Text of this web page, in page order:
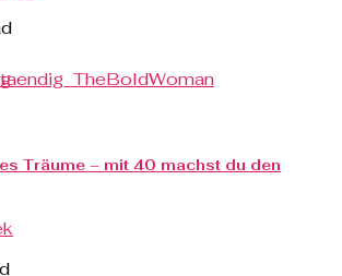
Träume – mit 40 machst du den